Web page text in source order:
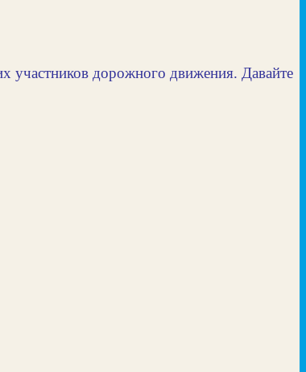
участников дорожного движения. Давайте